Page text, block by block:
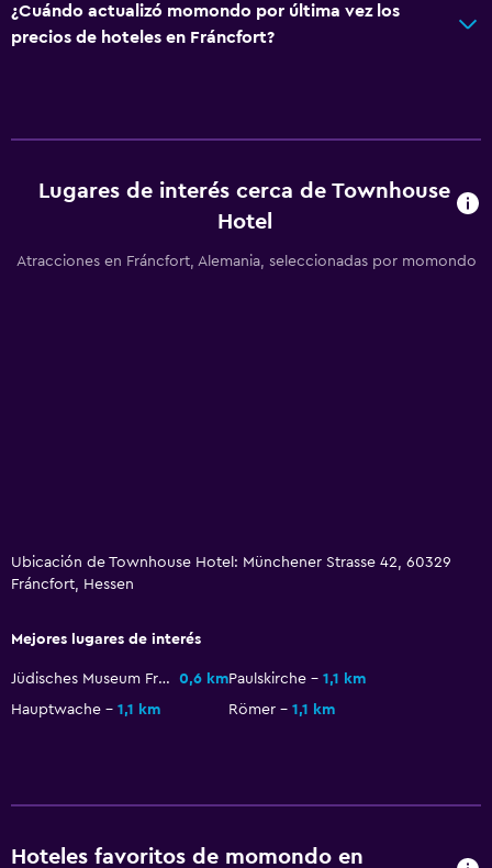
Aire libre
Fax/fotocopiadora
Ideal para familias
Cuidado de niños o guardería
Habitación
Armario o clóset
¿Cuándo actualizó momondo por última vez los
precios de hoteles en Fráncfort?
Lugares de interés cerca de Townhouse
Hotel
Atracciones en Fráncfort, Alemania, seleccionadas por momondo
Ubicación de Townhouse Hotel: Münchener Strasse 42, 60329
Fráncfort, Hessen
Mejores lugares de interés
Jüdisches Museum Frankfurt 0,6 kmPaulskirche
1,1 km
Hauptwache
1,1 km Römer 1,1 km
Hoteles favoritos de momondo en